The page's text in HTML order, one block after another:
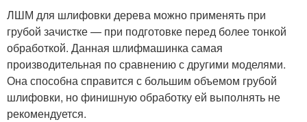
ЛШМ для шлифовки дерева можно применять при
грубой зачистке — при подготовке перед более тонкой
обработкой. Данная шлифмашинка самая
производительная по сравнению с другими моделями.
Она способна справится с большим объемом грубой
шлифовки, но финишную обработку ей выполнять не
рекомендуется.